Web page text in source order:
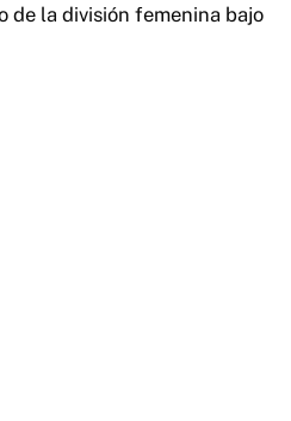
de la división femenina bajo